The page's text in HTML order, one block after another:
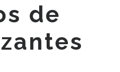
de